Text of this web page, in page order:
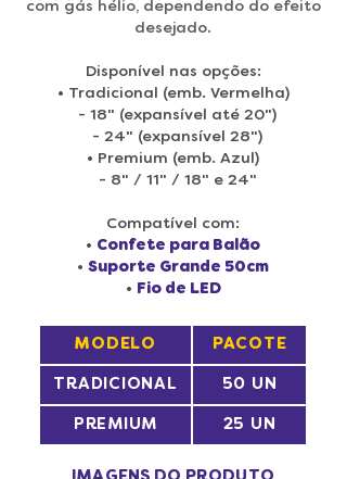
com gás hélio, dependendo do efeito
desejado.
Disponível nas opções:
• Tradicional (emb. Vermelha)
- 18" (expansível até 20")
- 24" (expansível 28")
• Premium (emb. Azul)
- 8" / 11" / 18" e 24"
Compatível com:
• Confete para Balão
• Suporte Grande 50cm
• Fio de LED
MODELO PACOTE
TRADICIONAL 50 UN
PREMIUM 25 UN